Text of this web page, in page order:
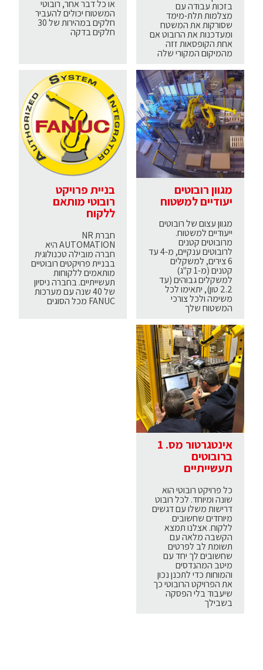
בזכות עבודה עם
מצלמות תלת-מימד
שסורקות את המשטח
ומעדכנות את הרובוט אם
אחת הקופסאות זזה
מהמיקום המקורי שלה
או כל דבר אחר, רובוטי
המשטוח יכולים להעביר
חלקים במהירות של 30
חלקים בדקה
מגוון רובוטים
יעודיים למשטוח
מגוון עצום של רובוטים
ייעודיים למשטוח.
מרובוטים קטנים
לרובוטים ענקיים, מ-4 עד
6 צירים, למשקלים
קטנים (מ-1 ק"ג)
למשקלים גבוהים (עד
2.2 טון), יתאימו לכל
משימה ולכל צורכי
המשטוח שלך
בניית פרויקט
רובוטי מותאם
ללקוח
חברת NR
AUTOMATION היא
חברה מובילה טכנולוגית
בבניית פרויקטים רובוטיים
מותאמים ללקוחות
תעשייתיים. בחברה ניסיון
של 40 שנה עם מערכות
FANUC מכל הסוגים
אינטגרטור מס. 1
ברובוטים
תעשייתיים
כל פרויקט רובוטי הוא
שונה ומיוחד. לכל רובוט
דרישות משלו עם דגשים
מיוחדים שחשובים
ללקוח. אצלנו תמצא
הקשבה מלאה עם
תשומת לב לפרטים
שחשובים לך יחד עם
מיטב המהנדסים
והמוחות כדי לתכנן נכון
את הפרויקט הרובוטי כך
שיעבוד בלי הפסקה
בשבילך